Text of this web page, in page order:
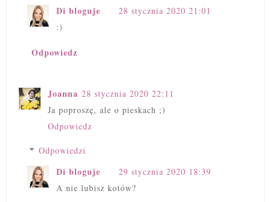
Di bloguje
28 stycznia 2020 21:01
:)
Odpowiedz
Joanna 28 stycznia 2020 22:11
Ja poproszę, ale o pieskach ;)
Odpowiedz
Odpowiedzi
Di bloguje
29 stycznia 2020 18:39
A nie lubisz kotów?